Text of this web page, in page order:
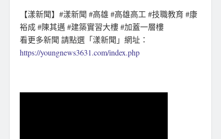
【漾新聞】#漾新聞 #高雄 #高雄高工 #技職教育 #康
裕成 #陳其邁 #建築實習大樓 #加蓋一層樓
看更多新聞 請點選「漾新聞」網址：
https://youngnews3631.com/index.php